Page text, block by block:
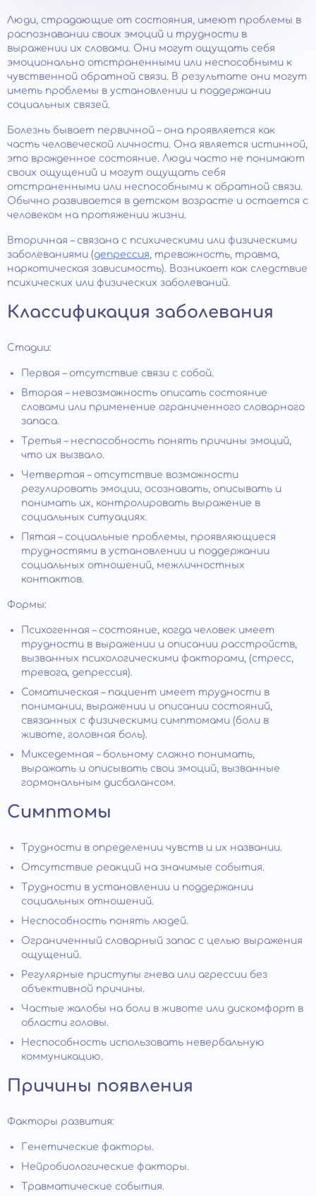
Люди, страдающие от состояния, имеют проблемы в
распознавании своих эмоций и трудности в
выражении их словами. Они могут ощущать себя
эмоционально отстраненными или неспособными к
чувственной обратной связи. В результате они могут
иметь проблемы в установлении и поддержании
социальных связей.
Болезнь бывает первичной – она проявляется как
часть человеческой личности. Она является истинной,
это врожденное состояние. Люди часто не понимают
своих ощущений и могут ощущать себя
отстраненными или неспособными к обратной связи.
Обычно развивается в детском возрасте и остается с
человеком на протяжении жизни.
Вторичная – связана с психическими или физическими
заболеваниями (депрессия, тревожность, травма,
наркотическая зависимость). Возникает как следствие
психических или физических заболеваний.
Классификация заболевания
Стадии:
Первая – отсутствие связи с собой.
Вторая – невозможность описать состояние
словами или применение ограниченного словарного
запаса.
Третья – неспособность понять причины эмоций,
что их вызвало.
Четвертая – отсутствие возможности
регулировать эмоции, осознавать, описывать и
понимать их, контролировать выражение в
социальных ситуациях.
Пятая – социальные проблемы, проявляющиеся
трудностями в установлении и поддержании
социальных отношений, межличностных
контактов.
Формы:
Психогенная – состояние, когда человек имеет
трудности в выражении и описании расстройств,
вызванных психологическими факторами, (стресс,
тревога, депрессия).
Соматическая – пациент имеет трудности в
понимании, выражении и описании состояний,
связанных с физическими симптомами (боли в
животе, головная боль).
Микседемная – больному сложно понимать,
выражать и описывать свои эмоций, вызванные
гормональным дисбалансом.
Симптомы
Трудности в определении чувств и их названии.
Отсутствие реакций на значимые события.
Трудности в установлении и поддержании
социальных отношений.
Неспособность понять людей.
Ограниченный словарный запас с целью выражения
ощущений.
Регулярные приступы гнева или агрессии без
объективной причины.
Частые жалобы на боли в животе или дискомфорт в
области головы.
Неспособность использовать невербальную
коммуникацию.
Причины появления
Факторы развития:
Генетические факторы.
Нейробиологические факторы.
Травматические события.